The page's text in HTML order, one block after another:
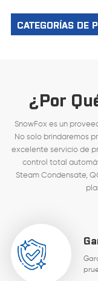
CATEGORÍAS DE
¿Por
SnowFox es un
No solo brindaremos
excelente servicio de
control total
Steam Condensate,